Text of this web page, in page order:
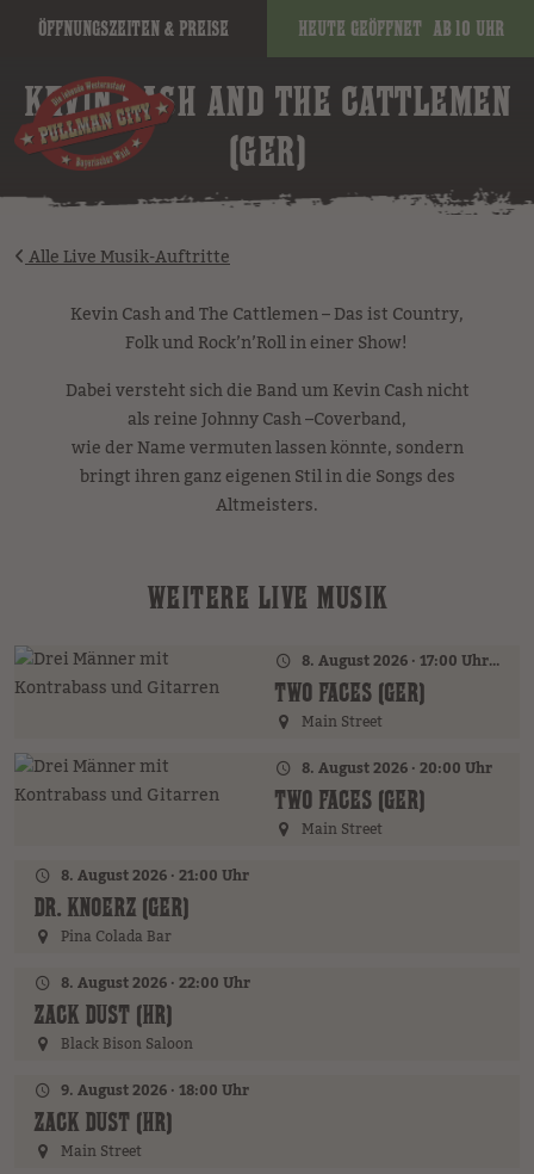
Öffnungszeiten & Preise Heute geöffnet ab 10 Uhr
image
KEVIN CASH AND THE CATTLEMEN
(GER)
Alle Live Musik-Auftritte
Kevin Cash and The Cattlemen – Das ist Country,
Folk und Rock’n’Roll in einer Show!
Dabei versteht sich die Band um Kevin Cash nicht
als reine Johnny Cash –Coverband,
wie der Name vermuten lassen könnte, sondern
bringt ihren ganz eigenen Stil in die Songs des
Altmeisters.
WEITERE LIVE MUSIK
8. August 2026 · 17:00 Uhr – 18:00 Uhr
TWO FACES (GER)
Main Street
8. August 2026 · 20:00 Uhr
TWO FACES (GER)
Main Street
8. August 2026 · 21:00 Uhr
DR. KNOERZ (GER)
Pina Colada Bar
8. August 2026 · 22:00 Uhr
ZACK DUST (HR)
Black Bison Saloon
9. August 2026 · 18:00 Uhr
ZACK DUST (HR)
Main Street